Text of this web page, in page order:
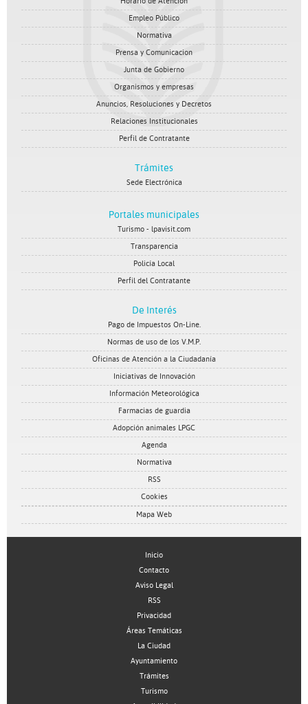
Empleo Público
Normativa
Prensa y Comunicacion
Junta de Gobierno
Organismos y empresas
Anuncios, Resoluciones y Decretos
Relaciones Institucionales
Perfil de Contratante
Trámites
Sede Electrónica
Portales municipales
Turismo - lpavisit.com
Transparencia
Policía Local
Perfil del Contratante
De Interés
Pago de Impuestos On-Line.
Normas de uso de los V.M.P.
Oficinas de Atención a la Ciudadanía
Iniciativas de Innovación
Información Meteorológica
Farmacias de guardia
Adopción animales LPGC
Agenda
Normativa
RSS
Cookies
Mapa Web
Inicio
Contacto
Aviso Legal
RSS
Privacidad
Áreas Temáticas
La Ciudad
Ayuntamiento
Trámites
Turismo